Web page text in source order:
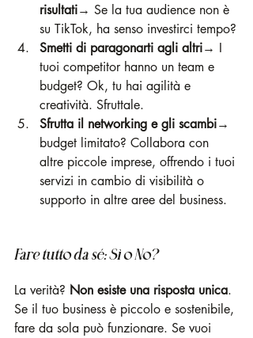
risultati→ Se la tua audience non è
su TikTok, ha senso investirci tempo?
Smetti di paragonarti agli altri→ I
tuoi competitor hanno un team e
budget? Ok, tu hai agilità e
creatività. Sfruttale.
Sfrutta il networking e gli scambi→
budget limitato? Collabora con
altre piccole imprese, offrendo i tuoi
servizi in cambio di visibilità o
supporto in altre aree del business.
Fare tutto da sé: Sì o No?
La verità? Non esiste una risposta unica.
Se il tuo business è piccolo e sostenibile,
fare da sola può funzionare. Se vuoi